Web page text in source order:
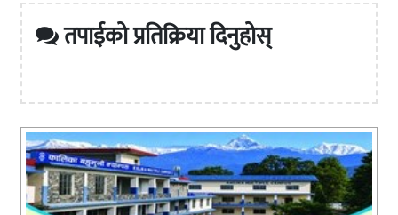
तपाईको प्रतिक्रिया दिनुहोस्